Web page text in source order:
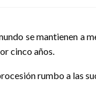
se mantienen a
cinco años.
rumbo a las